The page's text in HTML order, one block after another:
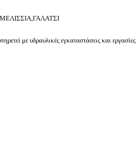
με υδραυλικέςεγκαταστάσεις και εργασίες